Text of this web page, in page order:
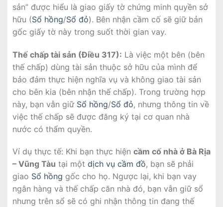
sản” được hiểu là giao giấy tờ chứng minh quyền sở
hữu (Sổ hồng/Sổ đỏ). Bên nhận cầm cố sẽ giữ bản
gốc giấy tờ này trong suốt thời gian vay.
Thế chấp tài sản (Điều 317): Là việc một bên (bên
thế chấp) dùng tài sản thuộc sở hữu của mình để
bảo đảm thực hiện nghĩa vụ và không giao tài sản
cho bên kia (bên nhận thế chấp). Trong trường hợp
này, bạn vẫn giữ Sổ hồng/Sổ đỏ, nhưng thông tin về
việc thế chấp sẽ được đăng ký tại cơ quan nhà
nước có thẩm quyền.
Ví dụ thực tế: Khi bạn thực hiện cầm cố nhà ở Bà Rịa
– Vũng Tàu tại một dịch vụ cầm đồ, bạn sẽ phải
giao Sổ hồng gốc cho họ. Ngược lại, khi bạn vay
ngân hàng và thế chấp căn nhà đó, bạn vẫn giữ sổ
nhưng trên sổ sẽ có ghi nhận thông tin đang thế